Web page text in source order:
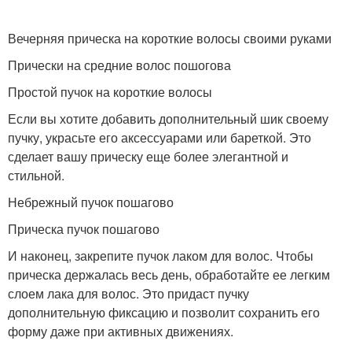
Вечерняя прическа на короткие волосы своими руками
Прически на средние волос пошогова
Простой пучок на короткие волосы
Если вы хотите добавить дополнительный шик своему
пучку, украсьте его аксессуарами или бареткой. Это
сделает вашу прическу еще более элегантной и
стильной.
Небрежный пучок пошагово
Прическа пучок пошагово
И наконец, закрепите пучок лаком для волос. Чтобы
прическа держалась весь день, обработайте ее легким
слоем лака для волос. Это придаст пучку
дополнительную фиксацию и позволит сохранить его
форму даже при активных движениях.